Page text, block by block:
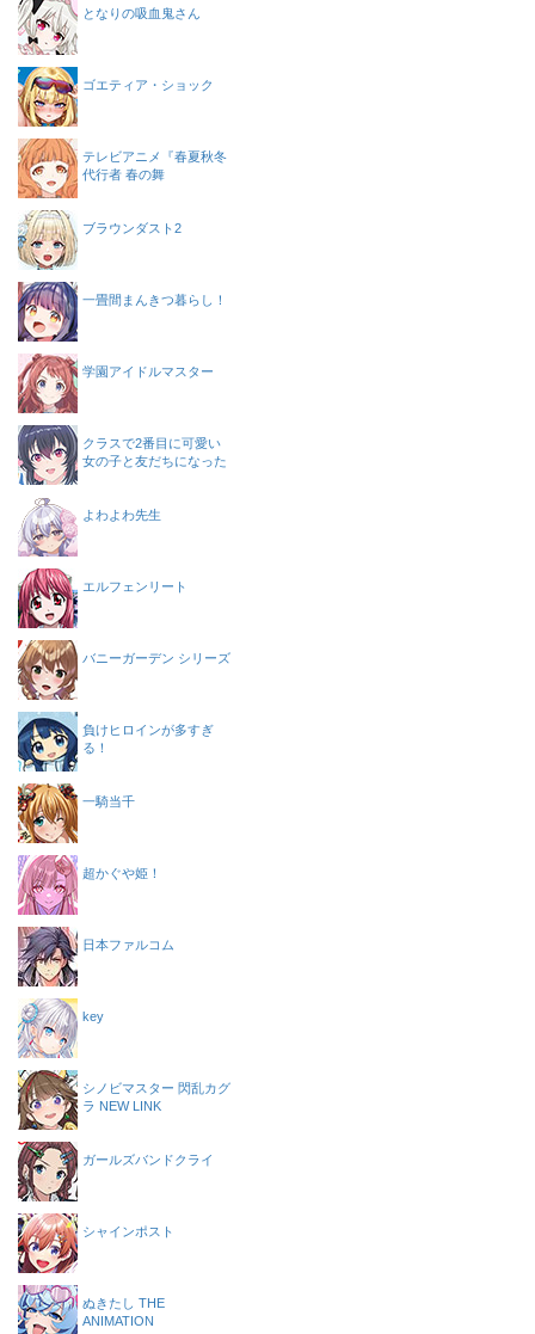
となりの吸血鬼さん
ゴエティア・ショック
テレビアニメ『春夏秋冬
代行者 春の舞
ブラウンダスト2
一畳間まんきつ暮らし！
学園アイドルマスター
クラスで2番目に可愛い
女の子と友だちになった
よわよわ先生
エルフェンリート
バニーガーデン シリーズ
負けヒロインが多すぎ
る！
一騎当千
超かぐや姫！
日本ファルコム
key
シノビマスター 閃乱カグ
ラ NEW LINK
ガールズバンドクライ
シャインポスト
ぬきたし THE
ANIMATION